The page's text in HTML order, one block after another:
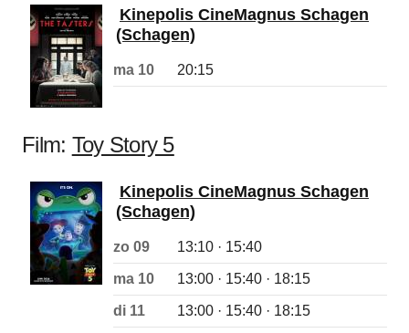
Kinepolis CineMagnus Schagen
(Schagen)
ma 10 20:15
Film: Toy Story 5
Kinepolis CineMagnus Schagen
(Schagen)
zo 09 13:10 · 15:40
ma 10 13:00 · 15:40 · 18:15
di 11 13:00 · 15:40 · 18:15